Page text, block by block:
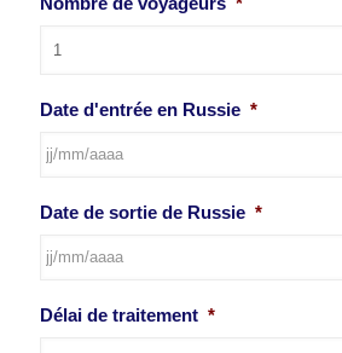
Date d'entrée en Russie *
slash
MM
slash
Date de sortie de Russie *
slash
Délai de traitement *